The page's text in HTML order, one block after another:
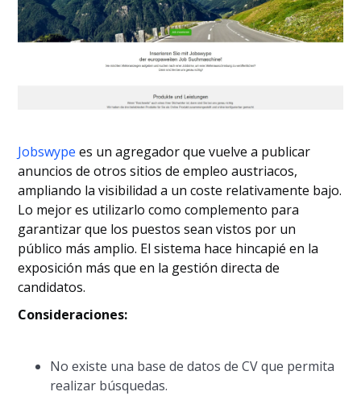
Jobswype es un agregador que vuelve a publicar
anuncios de otros sitios de empleo austriacos,
ampliando la visibilidad a un coste relativamente bajo.
Lo mejor es utilizarlo como complemento para
garantizar que los puestos sean vistos por un
público más amplio. El sistema hace hincapié en la
exposición más que en la gestión directa de
candidatos.
Consideraciones:
No existe una base de datos de CV que permita
realizar búsquedas.